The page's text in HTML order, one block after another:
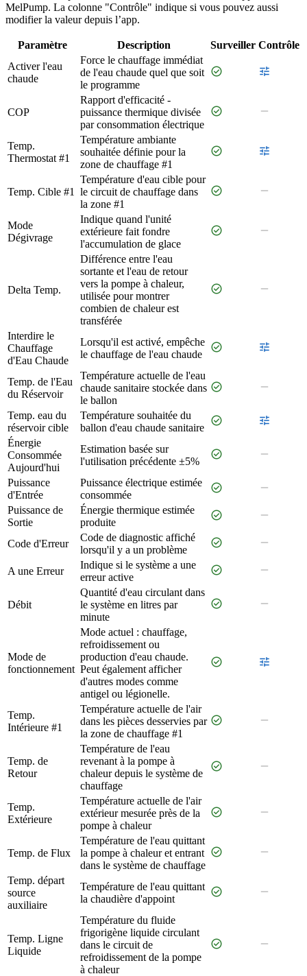
MelPump. La colonne "Contrôle" indique si vous pouvez aussi
modifier la valeur depuis l’app.
Paramètre Description Surveiller Contrôle
Activer l'eau
chaude
Force le chauffage immédiat
de l'eau chaude quel que soit
le programme
check_circle tune
COP
Rapport d'efficacité -
puissance thermique divisée
par consommation électrique
check_circle remove
Temp.
Thermostat #1
Température ambiante
souhaitée définie pour la
zone de chauffage #1
check_circle tune
Temp. Cible #1
Température d'eau cible pour
le circuit de chauffage dans
la zone #1
check_circle remove
Mode
Dégivrage
Indique quand l'unité
extérieure fait fondre
l'accumulation de glace
check_circle remove
Delta Temp.
Différence entre l'eau
sortante et l'eau de retour
vers la pompe à chaleur,
utilisée pour montrer
combien de chaleur est
transférée
check_circle remove
Interdire le
Chauffage
d'Eau Chaude
Lorsqu'il est activé, empêche
le chauffage de l'eau chaude
check_circle tune
Temp. de l'Eau
du Réservoir
Température actuelle de l'eau
chaude sanitaire stockée dans
le ballon
check_circle remove
Temp. eau du
réservoir cible
Température souhaitée du
ballon d'eau chaude sanitaire check_circle tune
Énergie
Consommée
Aujourd'hui
Estimation basée sur
l'utilisation précédente ±5%
check_circle remove
Puissance
d'Entrée
Puissance électrique estimée
consommée
check_circle remove
Puissance de
Sortie
Énergie thermique estimée
produite
check_circle remove
Code d'Erreur
Code de diagnostic affiché
lorsqu'il y a un problème
check_circle remove
A une Erreur
Indique si le système a une
erreur active
check_circle remove
Débit
Quantité d'eau circulant dans
le système en litres par
minute
check_circle remove
Mode de
fonctionnement
Mode actuel : chauffage,
refroidissement ou
production d'eau chaude.
Peut également afficher
d'autres modes comme
antigel ou légionelle.
check_circle tune
Temp.
Intérieure #1
Température actuelle de l'air
dans les pièces desservies par
la zone de chauffage #1
check_circle remove
Temp. de
Retour
Température de l'eau
revenant à la pompe à
chaleur depuis le système de
chauffage
check_circle remove
Temp.
Extérieure
Température actuelle de l'air
extérieur mesurée près de la
pompe à chaleur
check_circle remove
Temp. de Flux
Température de l'eau quittant
la pompe à chaleur et entrant
dans le système de chauffage
check_circle remove
Temp. départ
source
auxiliaire
Température de l'eau quittant
la chaudière d'appoint
check_circle remove
Temp. Ligne
Liquide
Température du fluide
frigorigène liquide circulant
dans le circuit de
refroidissement de la pompe
à chaleur
check_circle remove